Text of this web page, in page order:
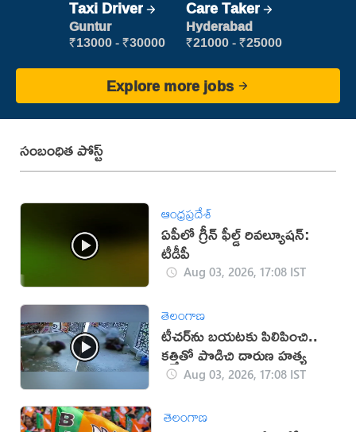
Taxi Driver
Guntur
₹13000 - ₹30000
Care Taker
Hyderabad
₹21000 - ₹25000
Explore more jobs
సంబంధిత పోస్ట్
ఆంధ్రప్రదేశ్
ఏపీలో గ్రీన్ ఫీల్డ్ రివల్యూషన్:
టీడీపీ
Aug 03, 2026, 17:08 IST
తెలంగాణ
టీచర్‌ను బయటకు పిలిపించి..
కత్తితో పొడిచి దారుణ హత్య
Aug 03, 2026, 17:08 IST
తెలంగాణ